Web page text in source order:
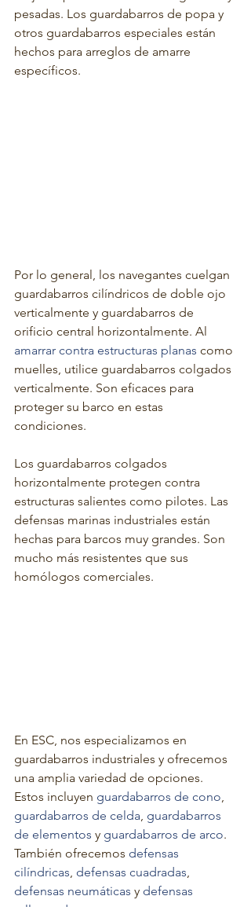
pesadas. Los guardabarros de popa y
otros guardabarros especiales están
hechos para arreglos de amarre
específicos.
Por lo general, los navegantes cuelgan
guardabarros cilíndricos de doble ojo
verticalmente y guardabarros de
orificio central horizontalmente. Al
amarrar contra estructuras planas como
muelles, utilice guardabarros colgados
verticalmente. Son eficaces para
proteger su barco en estas
condiciones.
Los guardabarros colgados
horizontalmente protegen contra
estructuras salientes como pilotes. Las
defensas marinas industriales están
hechas para barcos muy grandes. Son
mucho más resistentes que sus
homólogos comerciales.
En ESC, nos especializamos en
guardabarros industriales y ofrecemos
una amplia variedad de opciones.
Estos incluyen guardabarros de cono,
guardabarros de celda, guardabarros
de elementos y guardabarros de arco.
También ofrecemos defensas
cilíndricas, defensas cuadradas,
defensas neumáticas y defensas